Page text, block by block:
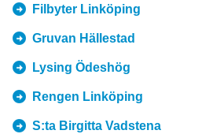
Filbyter Linköping
Gruvan Hällestad
Lysing Ödeshög
Rengen Linköping
S:ta Birgitta Vadstena